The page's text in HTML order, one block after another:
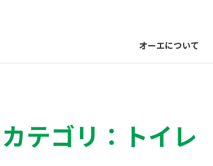
オーエについて
カテゴリ：トイレ